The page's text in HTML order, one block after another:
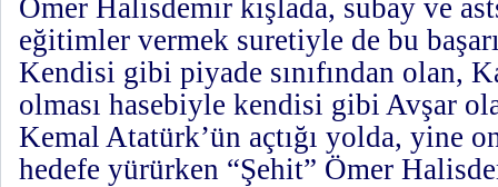
Ömer Halisdemir kışlada, subay ve
eğitimler vermek suretiyle de bu
Kendisi gibi piyade sınıfından olan,
olması hasebiyle kendisi gibi Avşar
Kemal Atatürk’ün açtığı yolda, yine
hedefe yürürken “Şehit” Ömer